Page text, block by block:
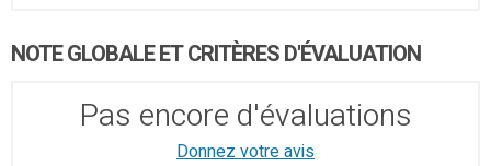
NOTE GLOBALE ET CRITÈRES D'ÉVALUATION
Pas encore d'évaluations
Donnez votre avis